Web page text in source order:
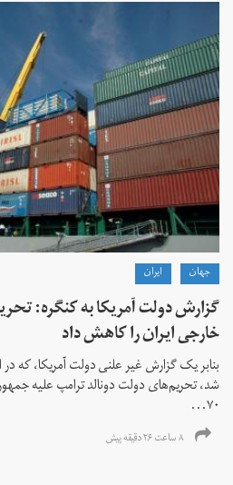
جهان ايران
خارجی ایران را کاهش داد
بنابر یک گزارش غیر علنی دولت آمریکا، که در
۷۰...
۸ ساعت ۲۶ دقیقه پیش